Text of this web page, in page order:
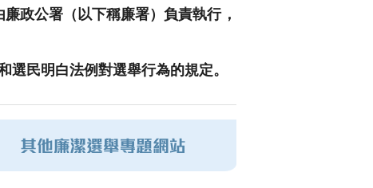
廉政公署（以下稱廉署）負責執行，
民明白法例對選舉行為的規定。